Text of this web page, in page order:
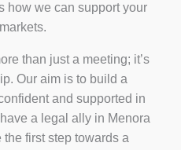
how we can support your
than just a meeting; it’s
Our aim is to build a
and supported in
a legal ally in Menora
first step towards a